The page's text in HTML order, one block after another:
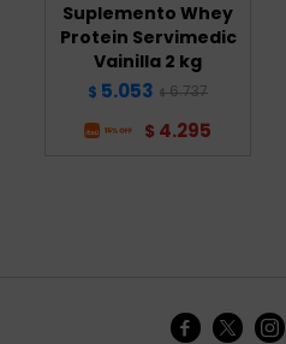
Suplemento Whey
Protein Servimedic
Vainilla 2 kg
$ 5.053 $ 6.737
$ 4.295
  